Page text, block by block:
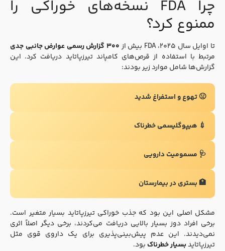
چرا FDA نسخه‌های خوراکی را
ممنوع کرد؟
تا اوایل سال ۲۰۲۵، FDA بیش از
۳۰۰ گزارش رسمی عوارض جانبی جدی
مرتبط با استفاده از قرص‌های کامپاند تیرزپاتاید دریافت کرد. این
گزارش‌ها شامل موارد زیر بودند:
🤢 تهوع و استفراغ شدید
💉 هیپوگلیسمی خطرناک
🩺 مسمومیت دارویی
🏥 بستری در بیمارستان
مشکل اصلی این بود که جذب خوراکی تیرزپاتاید بسیار متغیر است.
برخی افراد دوز بسیار بالایی دریافت می‌کردند، برخی دیگر اصلاً اثری
نمی‌دیدند. این عدم پیش‌بینی‌پذیری برای یک داروی قوی مثل
تیرزپاتایدبسیار خطرناکبود.